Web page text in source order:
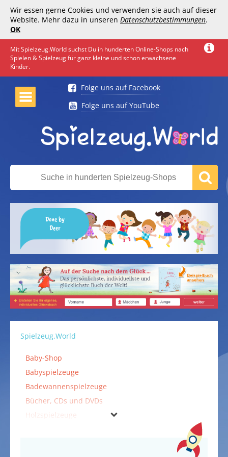
Wir essen gerne Cookies und verwenden sie auch auf dieser
Website. Mehr dazu in unseren Datenschutzbestimmungen.
OK
Mit Spielzeug.World suchst Du in hunderten Online-Shops nach
Spielen & Spielzeug für ganz kleine und schon erwachsene
Kinder.
Folge uns auf Facebook
Folge uns auf YouTube
Done by
Deer
Spielzeug.World
Baby-Shop
Babyspielzeuge
Badewannenspielzeuge
Bücher, CDs und DVDs
Holzspielzeuge